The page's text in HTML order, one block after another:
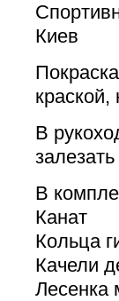
Киев
краской,
В
В
Канат
Кольца
Качели
Лесенка